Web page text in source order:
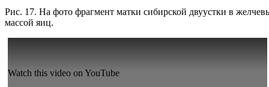
Рис. 17. На фото фрагмент матки сибирской двуустки в
массой яиц.
Watch this video on YouTube